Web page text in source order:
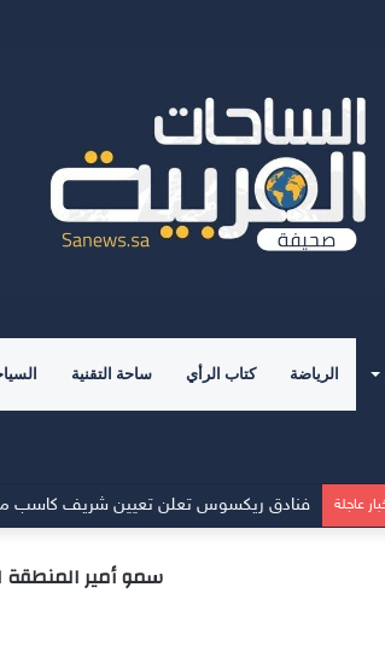
الرياضة كتاب الرأي ساحة التقنية
عاجلة فنادق ريكسوس تعلن تعيين شريف كاسب
سمو أمير المنطقة